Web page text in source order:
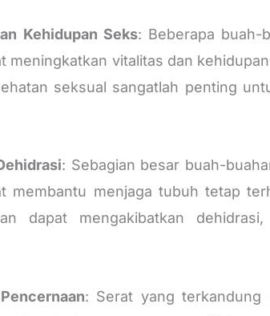
Kehidupan Seks: Beberapa buah-
meningkatkan vitalitas dan
seksual sangatlah penting
: Sebagian besar buah-
membantu menjaga tubuh tetap
dapat mengakibatkan
: Serat yang terkandung